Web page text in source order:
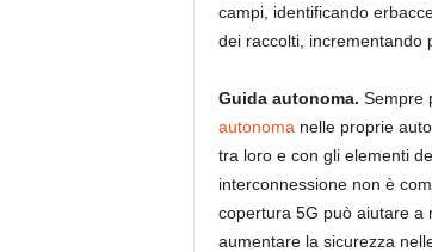
campi, identificando
dei raccolti, incrementando
Guida autonoma. Sempre
autonoma nelle proprie
tra loro e con gli elementi
interconnessione non è
copertura 5G può aiutare a
aumentare la sicurezza